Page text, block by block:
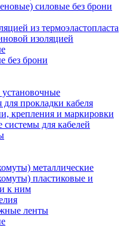
силовые без брони
из термоэластопласта
изоляцией
без брони
прокладки кабеля
крепления и маркировки
для кабелей
металлические
пластиковые и
к ним
ленты